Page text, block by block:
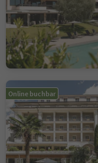
Online buchbar